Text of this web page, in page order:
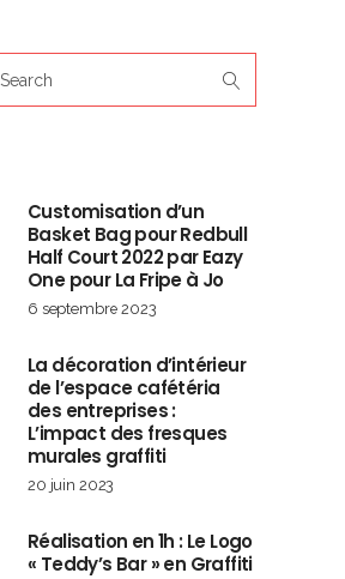
Customisation d’un
Basket Bag pour Redbull
Half Court 2022 par Eazy
One pour La Fripe à Jo
6 septembre 2023
La décoration d’intérieur
de l’espace cafétéria
des entreprises :
L’impact des fresques
murales graffiti
20 juin 2023
Réalisation en 1h : Le Logo
« Teddy’s Bar » en Graffiti